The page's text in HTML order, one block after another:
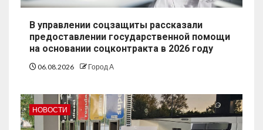
В управлении соцзащиты рассказали
предоставлении государственной помощи
на основании соцконтракта в 2026 году
06.08.2026 Город А
НОВОСТИ